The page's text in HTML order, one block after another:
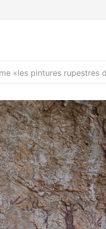
«les pintures rupestres